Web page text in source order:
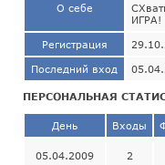
О себе
ИГРА!
Регистрация
Последний вход
ПЕРСОНАЛЬНАЯ
День Входы
05.04.2009 2